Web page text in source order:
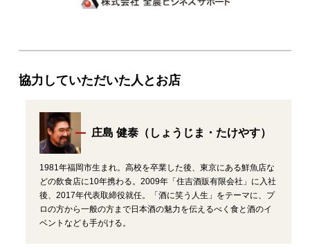
協力していただいた人とお店
庄島 健泰（しょうじま・たけやす）
1981年福岡市生まれ。高校を卒業した後、東京にある鮮魚店な
どの飲食店に10年携わる。2009年「住吉酒販有限会社」に入社
後、2017年代表取締役就任。「酒に笑う人生」をテーマに、プ
ロの方から一般の方まで日本酒の魅力を伝えるべく食と酒のイ
ベントなども手がける。